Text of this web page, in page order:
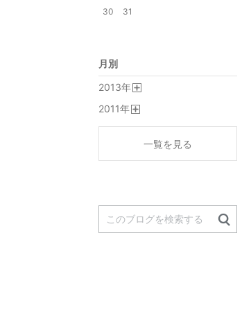
30 31
月別
2013年
2011年
一覧を見る